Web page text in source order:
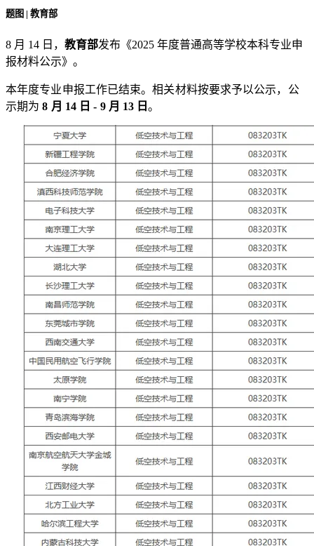
题图 | 教育部
8 月 14 日， 教育部发布《2025 年度普通高等学校本科专业申
报材料公示》。
本年度专业申报工作已结束。相关材料按要求予以公示，公
示期为8 月 14 日 - 9 月 13 日。